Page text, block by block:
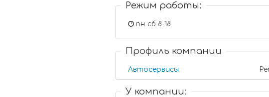
Режим работы:
пн-сб 8-18
Профиль компании
Автосервисы
У компании: